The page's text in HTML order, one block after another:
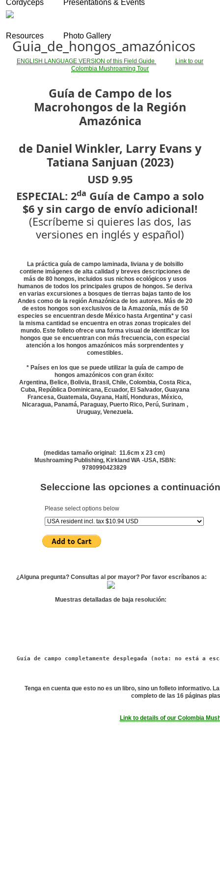
Skip to main content
Cordyceps Presentations & Events
Resources Photo Gallery
Guia_de_hongos_amazónicos
ENGLISH LANGUAGE VERSION of this Field Guide
Link to our
Colombia Mushroaming Tour
Guía de Campo de los
Macrohongos de la Región
Amazónica
de Daniel Winkler, Larry Evans y
Tatiana Sanjuan (2023)
USD 9.95
ESPECIAL: 2da Guía de Campo a solo
$6 y sin cargo de envío adicional!
(Escríbeme si quieres las dos, las
versiones en inglés y español)
La práctica guía de campo laminada, liviana y de bolsillo
contiene imágenes de alta calidad y breves descripciones de
más de 80 hongos, incluidos sus nichos ecológicos y usos
humanos de todos los principales grupos de hongos. Se deriva
en varias excursiones a bosques de tierras bajas tanto de los
Andes como de la región Amazónica de los autores. Más de 20
de estos hongos son exclusivos de la Amazonía, más de 50
especies se encuentran desde México hasta Argentina* y casi
la misma cantidad se encuentra en otras zonas tropicales del
mundo. Este folleto ofrece una forma visual de identificar los
hongos que se encuentran con más frecuencia, con especial
atención a los hongos amazónicos más sorprendentes y
comestibles.
* Países en los que se puede utilizar la guía de campo de
hongos amazónicos con gran éxito:
Argentina, Belice, Bolivia, Brasil, Chile, Colombia, Costa Rica,
Cuba, República Dominicana, Ecuador, El Salvador, Guayana
Francesa, Guatemala, Guyana, Haití, Honduras, México,
Nicaragua, Panamá, Paraguay, Puerto Rico, Perú, Surinam ,
Uruguay, Venezuela.
(medidas tamaño original : 11.6cm x 23 cm)
Mushroaming Publishing, Kirkland WA -USA, ISBN:
9780990423829
Seleccione las opciones a continuación
Please select options below
¿Alguna pregunta? Consultas al por mayor? Por favor escríbanos a:
Muestras detalladas de baja resolución:
Guía de campo completamente desplegada (nota: no está
Tenga en cuenta que esto no es un libro, sino un folleto informativo.
completo de las 16 páginas
Link to details of our Colombia